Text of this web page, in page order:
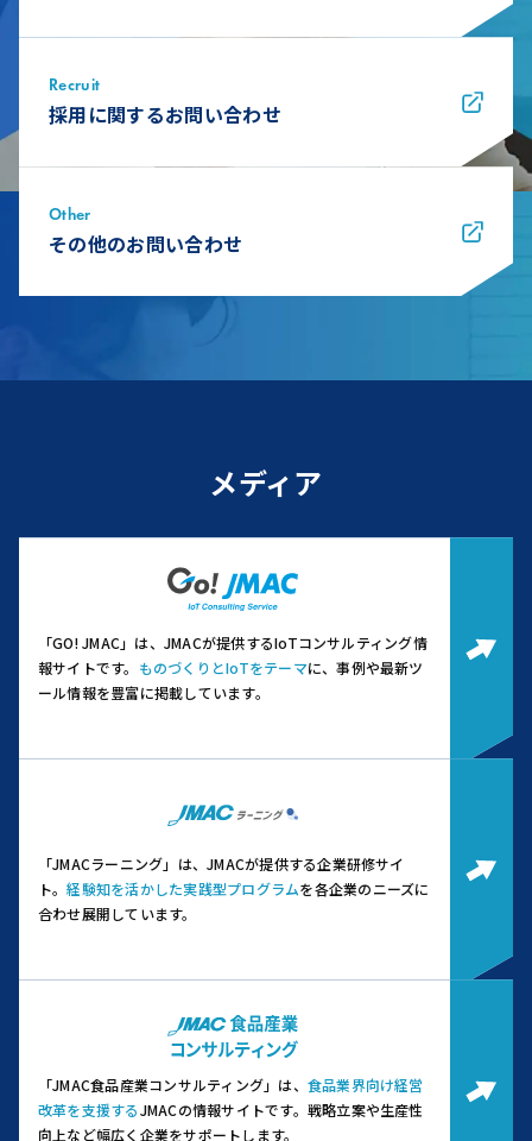
Recruit
採用に関するお問い合わせ
Other
その他のお問い合わせ
メディア
「GO! JMAC」は、JMACが提供するIoTコンサルティング情
報サイトです。 ものづくりとIoTをテーマに、事例や最新ツ
ール情報を豊富に掲載しています。
「JMACラーニング」は、JMACが提供する企業研修サイ
ト。経験知を活かした実践型プログラムを各企業のニーズに
合わせ展開しています。
「JMAC食品産業コンサルティング」は、 食品業界向け経営
改革を支援するJMACの情報サイトです。 戦略立案や生産性
向上など幅広く企業をサポートします。